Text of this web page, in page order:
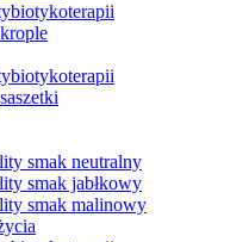
smak neutralny
smak jabłkowy
smak malinowy